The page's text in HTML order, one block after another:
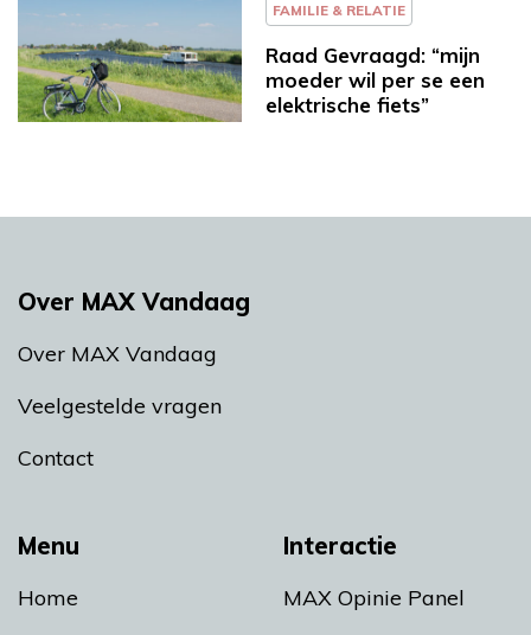
FAMILIE & RELATIE
Raad Gevraagd: “mijn
moeder wil per se een
elektrische fiets”
Menu
Home
Interactie
MAX Opinie Panel
Over MAX Vandaag
Over MAX Vandaag
Veelgestelde vragen
Contact